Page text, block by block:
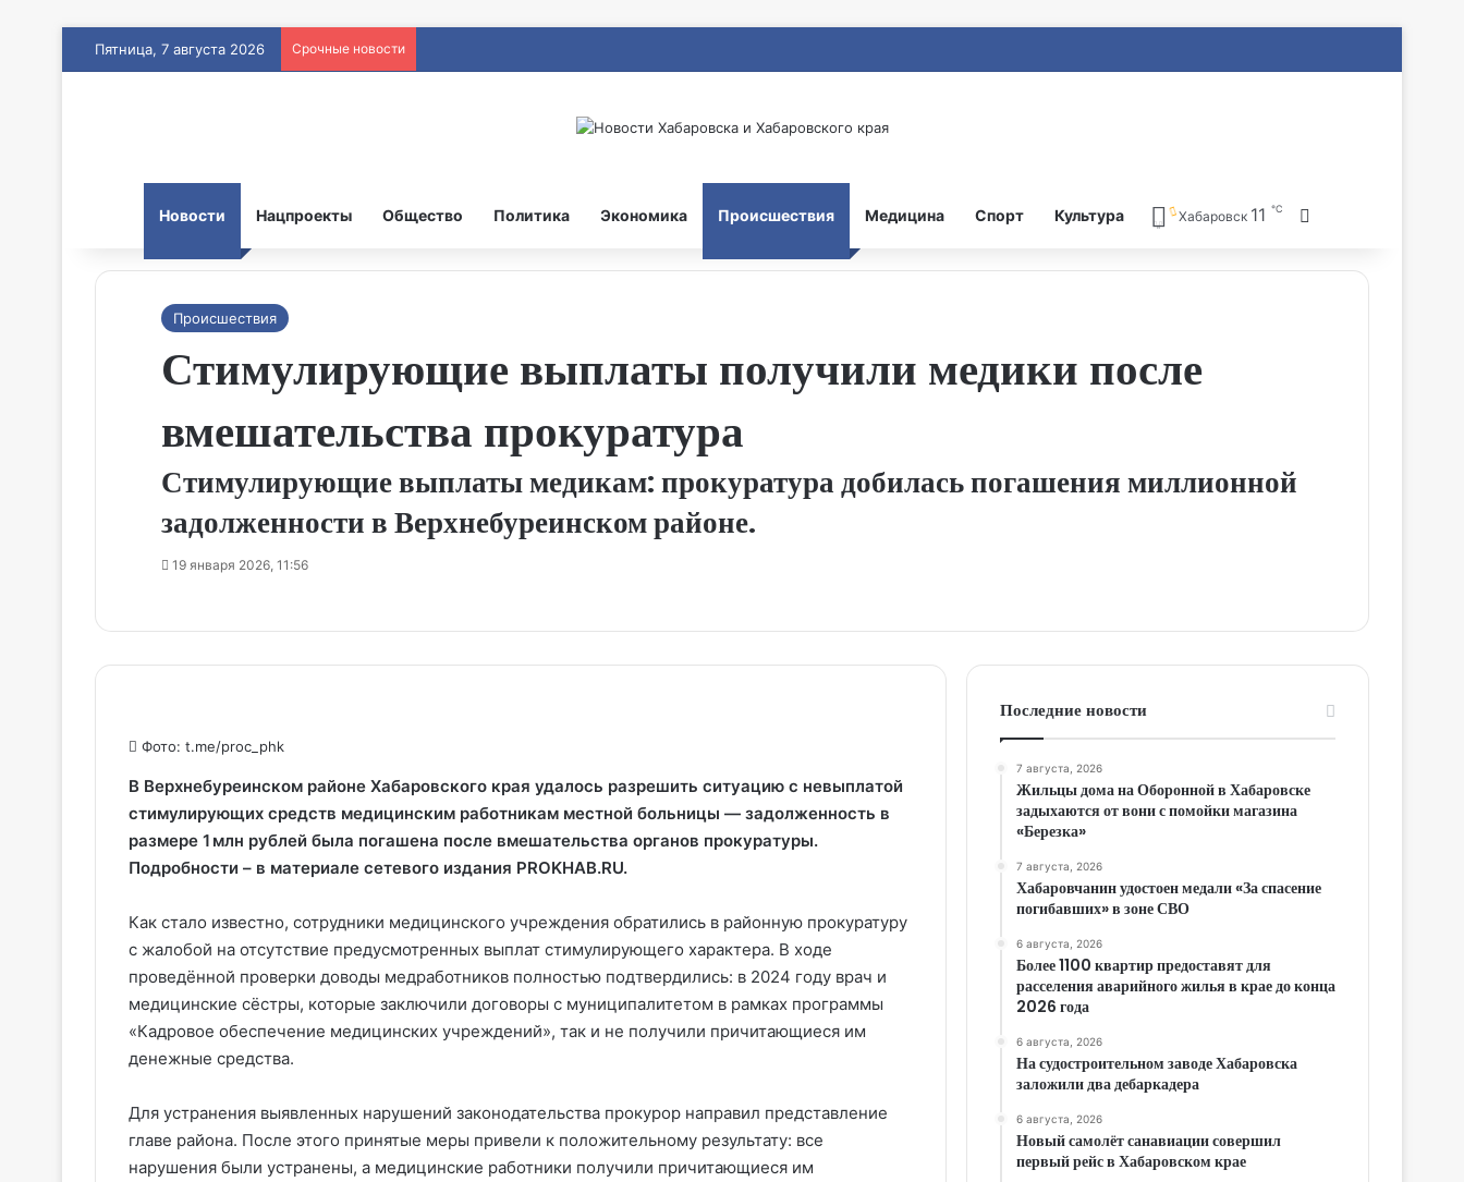
Пятница, 7 августа 2026 Срочные новости
Новости Нацпроекты Общество Политика Экономика Происшествия Медицина Спорт Культура Хабаровск 11 ℃
Происшествия
Стимулирующие выплаты получили медики после
вмешательства прокуратура
Стимулирующие выплаты медикам: прокуратура добилась погашения миллионной
задолженности в Верхнебуреинском районе.
19 января 2026, 11:56
Фото: t.me/proc_phk
В Верхнебуреинском районе Хабаровского края удалось разрешить ситуацию с невыплатой
стимулирующих средств медицинским работникам местной больницы — задолженность в
размере 1 млн рублей была погашена после вмешательства органов прокуратуры.
Подробности – в материале сетевого издания PROKHAB.RU.
Как стало известно, сотрудники медицинского учреждения обратились в районную прокуратуру
с жалобой на отсутствие предусмотренных выплат стимулирующего характера. В ходе
проведённой проверки доводы медработников полностью подтвердились: в 2024 году врач и
медицинские сёстры, которые заключили договоры с муниципалитетом в рамках программы
«Кадровое обеспечение медицинских учреждений», так и не получили причитающиеся им
денежные средства.
Для устранения выявленных нарушений законодательства прокурор направил представление
главе района. После этого принятые меры привели к положительному результату: все
нарушения были устранены, а медицинские работники получили причитающиеся им
Последние новости
7 августа, 2026
Жильцы дома на Оборонной в Хабаровске
задыхаются от вони с помойки магазина
«Березка»
7 августа, 2026
Хабаровчанин удостоен медали «За спасение
погибавших» в зоне СВО
6 августа, 2026
Более 1100 квартир предоставят для
расселения аварийного жилья в крае до конца
2026 года
6 августа, 2026
На судостроительном заводе Хабаровска
заложили два дебаркадера
6 августа, 2026
Новый самолёт санавиации совершил
первый рейс в Хабаровском крае